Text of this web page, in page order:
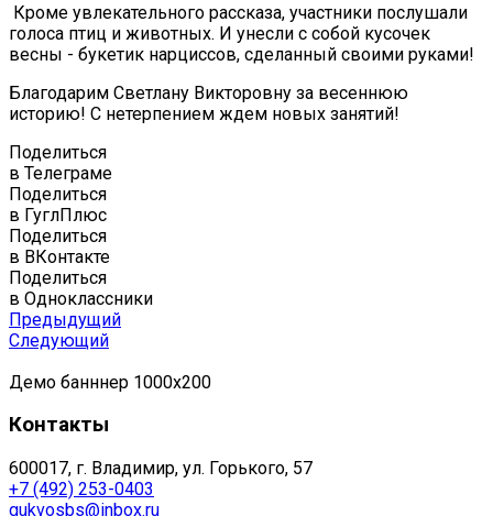
Кроме увлекательного рассказа, участники послушали
голоса птиц и животных. И унесли с собой кусочек
весны - букетик нарциссов, сделанный своими руками!
Благодарим Светлану Викторовну за весеннюю
историю! С нетерпением ждем новых занятий!
Поделиться
в Телеграме
Поделиться
в ГуглПлюс
Поделиться
в ВКонтакте
Поделиться
в Одноклассники
Предыдущий
Следующий
Демо банннер 1000х200
Контакты
600017, г. Владимир, ул. Горького, 57
+7 (492) 253-0403
gukvosbs@inbox.ru